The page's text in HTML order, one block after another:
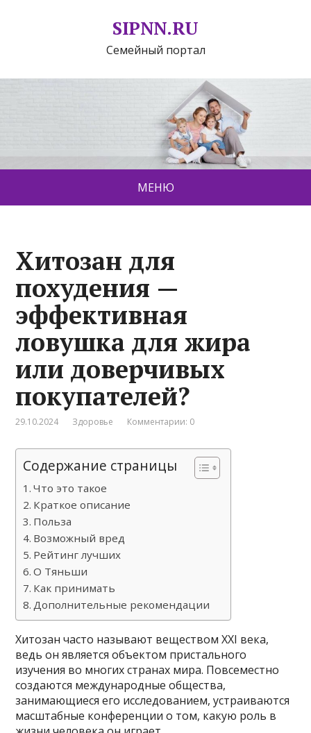
SIPNN.RU
Семейный портал
МЕНЮ
Хитозан для
похудения —
эффективная
ловушка для жира
или доверчивых
покупателей?
29.10.2024 Здоровье Комментарии: 0
Содержание страницы
Что это такое
Краткое описание
Польза
Возможный вред
Рейтинг лучших
О Тяньши
Как принимать
Дополнительные рекомендации
Хитозан часто называют веществом XXI века,
ведь он является объектом пристального
изучения во многих странах мира. Повсеместно
создаются международные общества,
занимающиеся его исследованием, устраиваются
масштабные конференции о том, какую роль в